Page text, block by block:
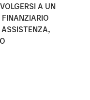
A UN
FINANZIARIO
ASSISTENZA,